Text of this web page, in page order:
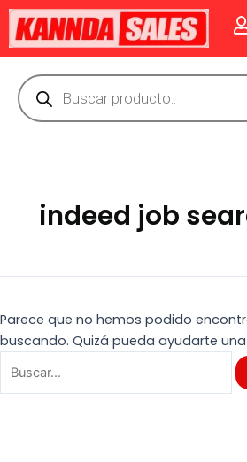
contenido
Búsqueda
de
productos
indeed job
Parece que no hemos podido
buscando. Quizá pueda ayudarte
Buscar
por: